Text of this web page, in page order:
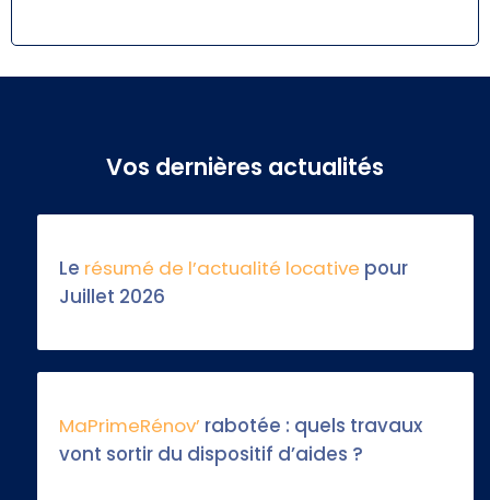
Vos dernières actualités
Le résumé de l’actualité locative pour
Juillet 2026
MaPrimeRénov’ rabotée : quels travaux
vont sortir du dispositif d’aides ?